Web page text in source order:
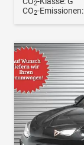
2
CO2-Emissionen: